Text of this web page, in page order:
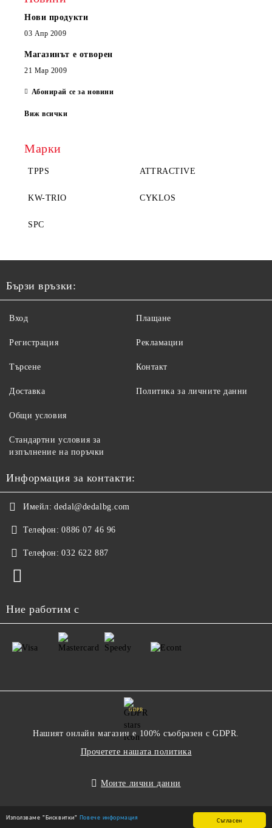
Съгласен
Използваме "Бисквитки" Повече информация
Нови продукти
03 Апр 2009
Магазинът е отворен
21 Мар 2009
Абонирай се за новини
Виж всички
Марки
TPPS ATTRACTIVE
KW-TRIO CYKLOS
SPC
Бързи връзки:
Вход
Регистрация
Търсене
Доставка
Плащане
Рекламации
Контакт
Политика за личните данни
Общи условия
Стандартни условия за
изпълнение на поръчки
Информация за контакти:
Имейл: dedal@dedalbg.com
Телефон: 0886 07 46 96
Телефон: 032 622 887
Ние работим с
GDPR
Нашият онлайн магазин е 100% съобразен с GDPR.
Прочетете нашата политика
Моите лични данни
Онлайн магазин от SELITON